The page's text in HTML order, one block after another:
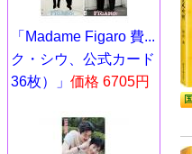
「Madame Figaro 費...
ク・シウ、公式カード
36枚）」 価格 6705円